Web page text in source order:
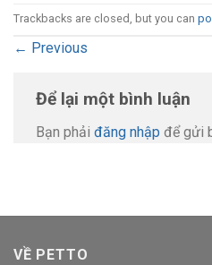
Trackbacks are closed, but you can
← Previous
Để lại một bình luận
Bạn phải đăng nhập để gửi
VỀ PETTO